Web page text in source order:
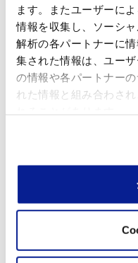
ます。またユーザーに
情報を収集し、ソーシ
解析の各パートナーに
集された情報は、ユー
の情報や各パートナー
れた情報と組み合わさ